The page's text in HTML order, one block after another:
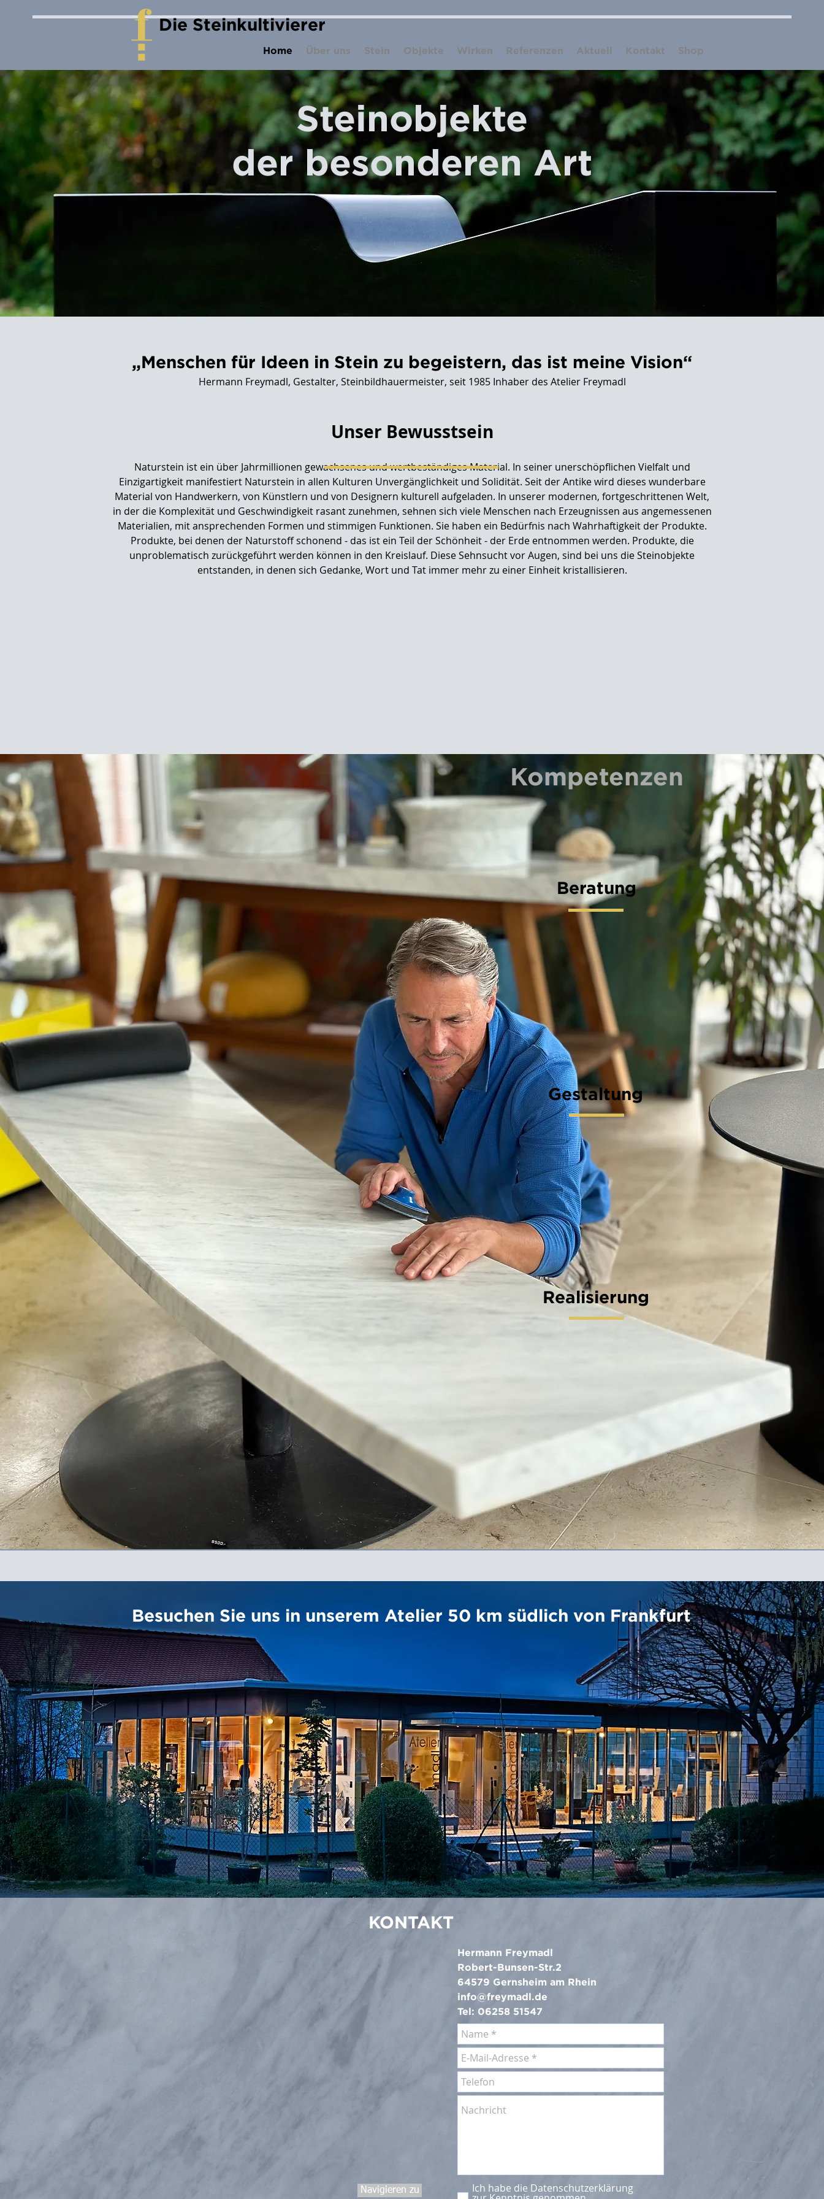
Die Steinkultivierer
Home Über uns Stein Objekte Wirken Referenzen Aktuell Kontakt Shop
Steinobjekte
der besonderen Art
„Menschen für Ideen in Stein zu begeistern, das ist meine Vision“
Hermann Freymadl, Gestalter, Steinbildhauermeister, seit 1985 Inhaber des Atelier Freymadl
Unser Bewusstsein
Naturstein ist ein über Jahrmillionen gewachsenes und wertbeständiges Material. In seiner unerschöpflichen Vielfalt und
Einzigartigkeit manifestiert Naturstein in allen Kulturen Unvergänglichkeit und Solidität. Seit der Antike wird dieses wunderbare
Material von Handwerkern, von Künstlern und von Designern kulturell aufgeladen. In unserer modernen, fortgeschrittenen Welt,
in der die Komplexität und Geschwindigkeit rasant zunehmen, sehnen sich viele Menschen nach Erzeugnissen aus angemessenen
Materialien, mit ansprechenden Formen und stimmigen Funktionen. Sie haben ein Bedürfnis nach Wahrhaftigkeit der Produkte.
Produkte, bei denen der Naturstoff schonend - das ist ein Teil der Schönheit - der Erde entnommen werden. Produkte, die
unproblematisch zurückgeführt werden können in den Kreislauf. Diese Sehnsucht vor Augen, sind bei uns die Steinobjekte
entstanden, in denen sich Gedanke, Wort und Tat immer mehr zu einer Einheit kristallisieren.
Kompetenzen
Beratung
Gestaltung
Realisierung
Besuchen Sie uns in unserem Atelier 50 km südlich von Frankfurt
KONTAKT
Navigieren zu
Hermann Freymadl
Robert-Bunsen-Str.2
64579 Gernsheim am Rhein
info@freymadl.de
Tel: 06258 51547
Ich habe die Datenschutzerklärung